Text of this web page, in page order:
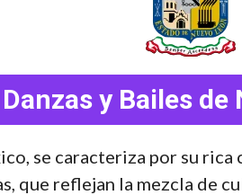
Danzas y Bailes de
se caracteriza por su
que reflejan la mezcla de